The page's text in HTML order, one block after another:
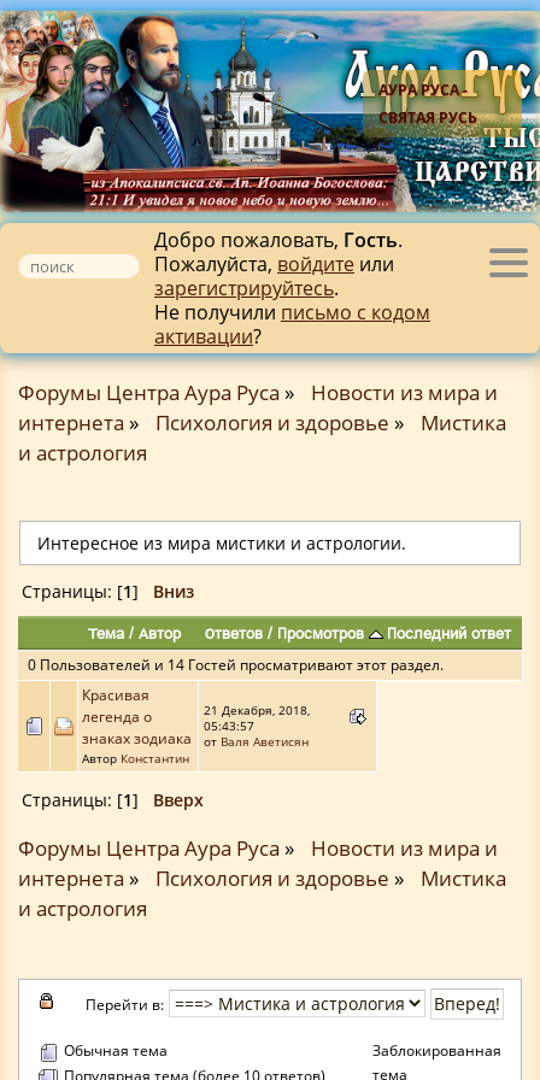
АУРА РУСА -
СВЯТАЯ РУСЬ
Добро пожаловать, Гость.
Пожалуйста, войдите или
зарегистрируйтесь.
Не получили письмо с кодом
активации?
Форумы Центра Аура Руса »
Новости из мира и
интернета » Психология и здоровье »
Мистика
и астрология
Интересное из мира мистики и астрологии.
Страницы: [1] Вниз
Тема/ Автор Ответов / Просмотров Последний ответ
0 Пользователей и 14 Гостей просматривают этот раздел.
Красивая
легенда о
знаках зодиака
Автор Константин
21 Декабря, 2018,
05:43:57
от Валя Аветисян
Страницы: [1] Вверх
Форумы Центра Аура Руса »
Новости из мира и
интернета » Психология и здоровье »
Мистика
и астрология
Перейти в:
Обычная тема
Заблокированная
тема